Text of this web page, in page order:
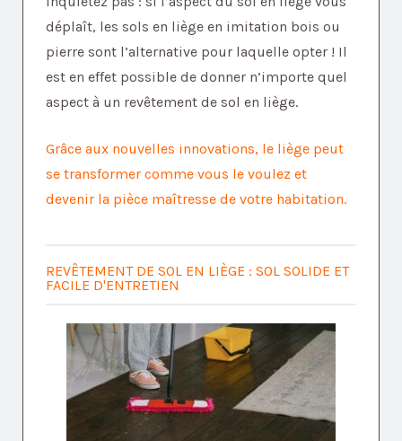
déplaît, les sols en liège en imitation bois ou
pierre sont l’alternative pour laquelle opter ! Il
est en effet possible de donner n’importe quel
aspect à un revêtement de sol en liège.
Grâce aux nouvelles innovations, le liège peut
se transformer comme vous le voulez et
devenir la pièce maîtresse de votre habitation.
REVÊTEMENT DE SOL EN LIÈGE : SOL SOLIDE ET
FACILE D'ENTRETIEN